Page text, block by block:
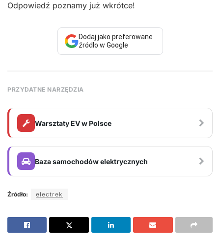
Odpowiedź poznamy już wkrótce!
Dodaj jako preferowane
źródło w Google
PRZYDATNE NARZĘDZIA
Warsztaty EV w Polsce
Baza samochodów elektrycznych
Źródło: electrek